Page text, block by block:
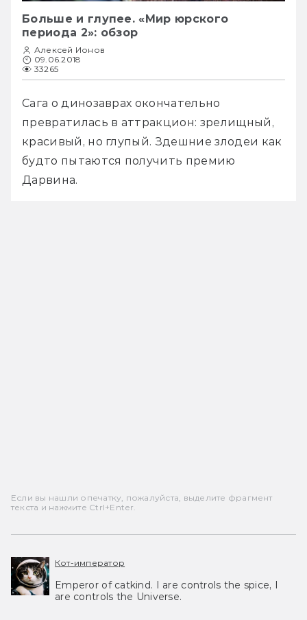
Больше и глупее. «Мир юрского
периода 2»: обзор
Алексей Ионов
09.06.2018
33265
Сага о динозаврах окончательно
превратилась в аттракцион: зрелищный,
красивый, но глупый. Здешние злодеи как
будто пытаются получить премию
Дарвина.
Если вы нашли опечатку, пожалуйста, выделите фрагмент
текста и нажмите Ctrl+Enter.
Кот-император
Emperor of catkind. I are controls the spice, I
are controls the Universe.